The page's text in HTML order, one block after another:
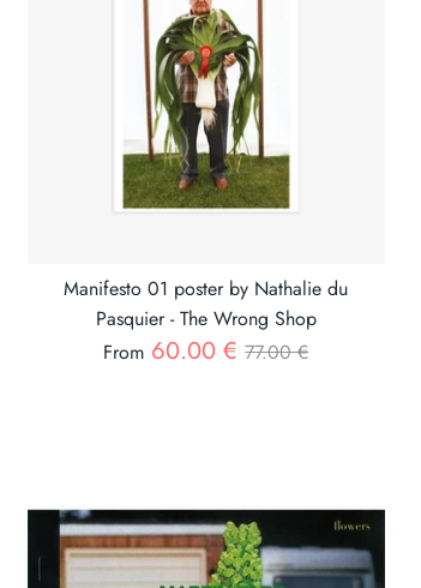
Manifesto 01 poster by Nathalie du
Pasquier - The Wrong Shop
From 60.00 €Regular
77.00 €